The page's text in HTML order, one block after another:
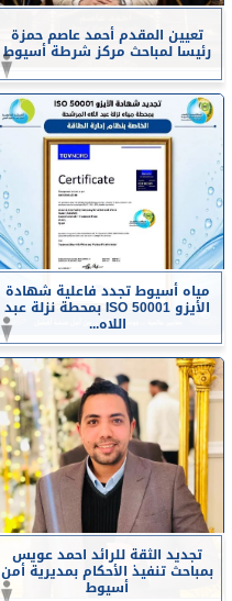
تعيين المقدم أحمد عاصم حمزة
رئيسا لمباحث مركز شرطة أسيوط
مياه أسيوط تجدد فاعلية شهادة
الأيزو ISO 50001 بمحطة نزلة عبد
اللاه...
تجديد الثقة للرائد احمد عويس
بمباحث تنفيذ الأحكام بمديرية أمن
أسيوط